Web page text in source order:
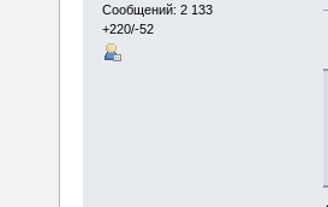
Сообщений: 2 133
+220/-52